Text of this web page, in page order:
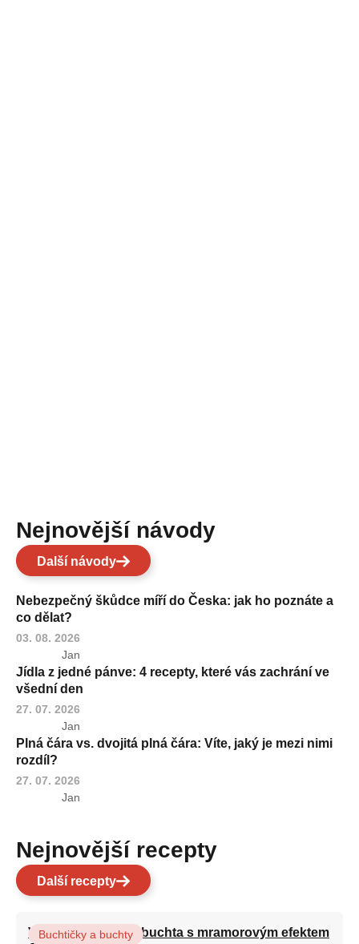
Nejnovější návody
Další návody
Nebezpečný škůdce míří do Česka: jak ho poznáte a
co dělat?
03. 08. 2026
Jan
Jídla z jedné pánve: 4 recepty, které vás zachrání ve
všední den
27. 07. 2026
Jan
Plná čára vs. dvojitá plná čára: Víte, jaký je mezi nimi
rozdíl?
27. 07. 2026
Jan
Nejnovější recepty
Další recepty
Vláčná olejová litá buchta s mramorovým efektem
Buchtičky a buchty